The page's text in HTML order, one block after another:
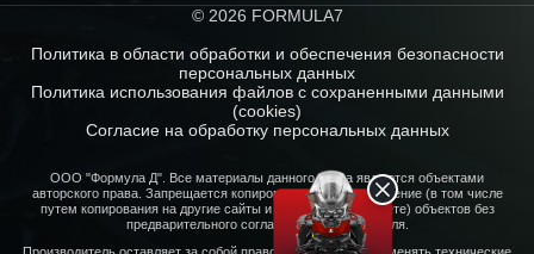
© 2026 FORMULA7
Политика в области обработки и обеспечения безопасности
персональных данных
Политика использования файлов с сохраненными данными
(cookies)
Согласие на обработку персональных данных
ООО "Формула Д". Все материалы данного сайта являются объектами
авторского права. Запрещается копирование, распространение (в том числе
путем копирования на другие сайты и ресурсы в Интернете) объектов без
предварительного согласия правообладателя.